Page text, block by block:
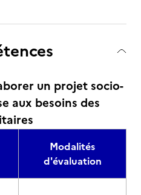
un projet socio-
aux besoins des
Modalités
d'évaluation